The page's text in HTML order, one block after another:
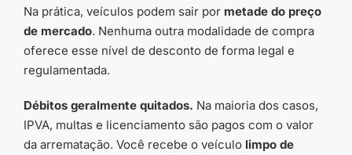
Na prática, veículos podem sair por metade do preço
de mercado. Nenhuma outra modalidade de compra
oferece esse nível de desconto de forma legal e
regulamentada.
Débitos geralmente quitados. Na maioria dos casos,
IPVA, multas e licenciamento são pagos com o valor
da arrematação. Você recebe o veículo limpo de